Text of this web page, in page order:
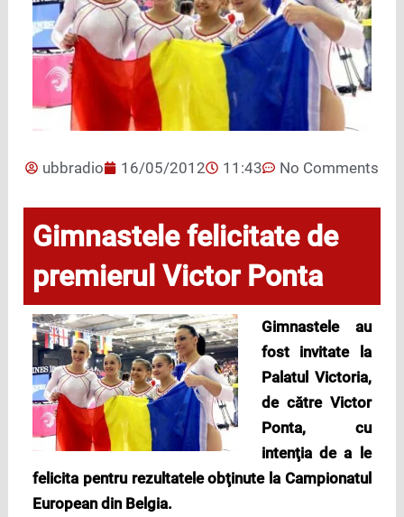
ubbradio 16/05/2012 11:43 No Comments
Gimnastele felicitate de
premierul Victor Ponta
Gimnastele au
fost invitate la
Palatul Victoria,
de către Victor
Ponta, cu
intenţia de a le
felicita pentru rezultatele obţinute la Campionatul
European din Belgia.